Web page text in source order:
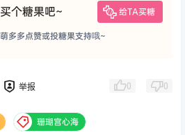
个糖果吧~ 给TA买糖
多多点赞或投糖果支持哦~
举报 0 0
珊瑚宫心海